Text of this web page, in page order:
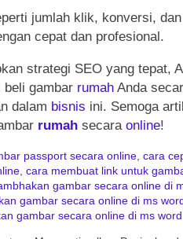
jumlah klik, konversi,
cepat dan profesional.
strategi SEO yang tepat,
beli gambar rumah Anda
dalam bisnis ini. Semoga
rumah secara online!
passport secara online cara
cara membuat link untuk
gambar secara online di
gambar secara online di ms
gambar secara online di ms